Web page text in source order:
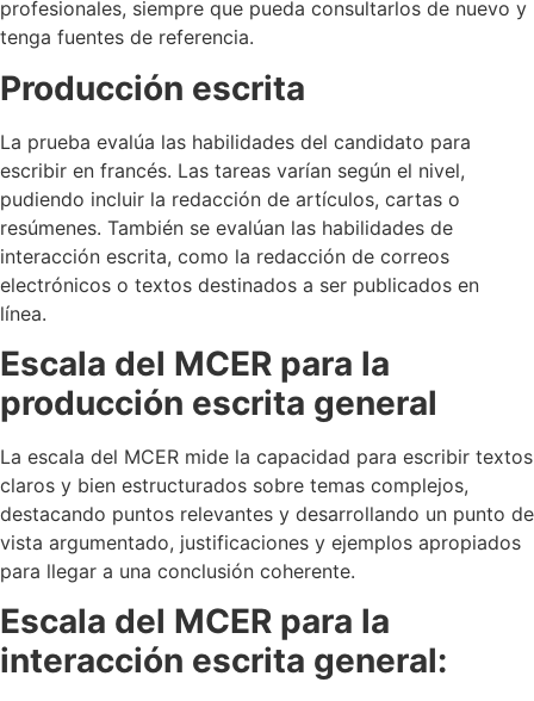
profesionales, siempre que pueda consultarlos de nuevo y
tenga fuentes de referencia.
Producción escrita
La prueba evalúa las habilidades del candidato para
escribir en francés. Las tareas varían según el nivel,
pudiendo incluir la redacción de artículos, cartas o
resúmenes. También se evalúan las habilidades de
interacción escrita, como la redacción de correos
electrónicos o textos destinados a ser publicados en
línea.
Escala del MCER para la
producción escrita general
La escala del MCER mide la capacidad para escribir textos
claros y bien estructurados sobre temas complejos,
destacando puntos relevantes y desarrollando un punto de
vista argumentado, justificaciones y ejemplos apropiados
para llegar a una conclusión coherente.
Escala del MCER para la
interacción escrita general: